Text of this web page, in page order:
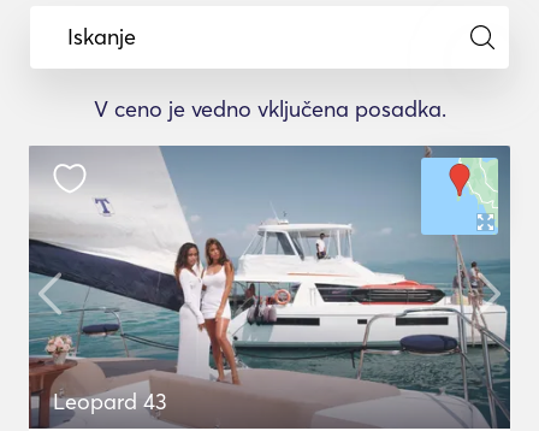
Iskanje
V ceno je vedno vključena posadka.
Leopard 43